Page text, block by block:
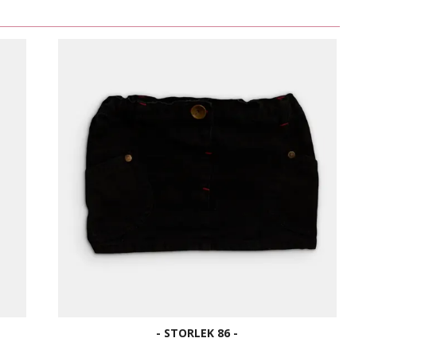
- STORLEK 86 -